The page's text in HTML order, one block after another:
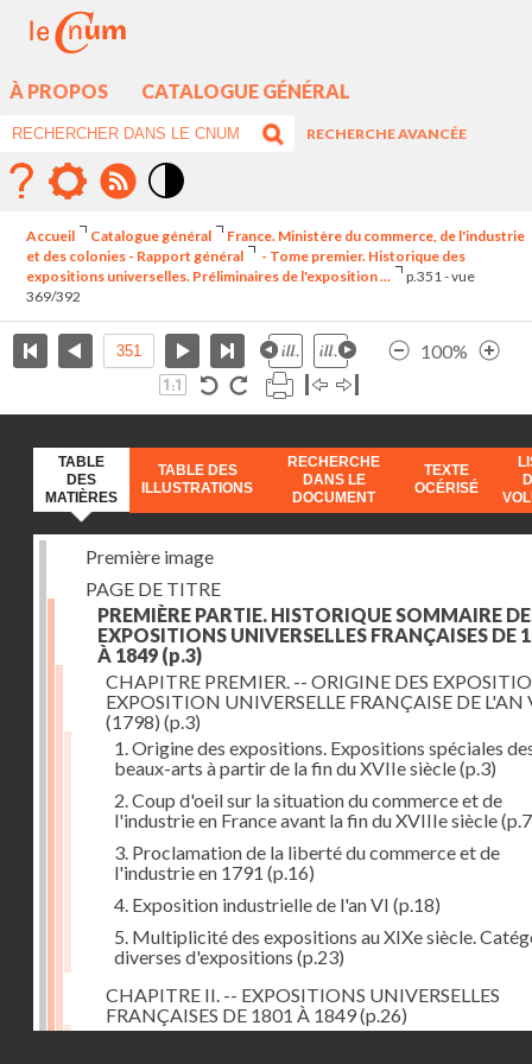
À PROPOS CATALOGUE GÉNÉRAL
RECHERCHE AVANCÉE
élévé
Accueil Catalogue général
France. Ministère du commerce, de l'industrie
et des colonies - Rapport général
- Tome premier. Historique des
expositions universelles. Préliminaires de l'exposition ...
p.351 - vue
369/392
100%
TABLE
DES
MATIÈRES
TABLE DES
ILLUSTRATIONS
RECHERCHE
DANS LE
DOCUMENT
TEXTE
OCÉRISÉ
Première image
PAGE DE TITRE
PREMIÈRE PARTIE. HISTORIQUE SOMMAIRE
EXPOSITIONS UNIVERSELLES FRANÇAISES DE
À 1849 (p.3)
CHAPITRE PREMIER. -- ORIGINE DES
EXPOSITION UNIVERSELLE FRANÇAISE DE L'AN
(1798) (p.3)
1. Origine des expositions. Expositions spéciales
beaux-arts à partir de la fin du XVIIe siècle(p.3)
2. Coup d'oeil sur la situation du commerce et de
l'industrie en France avant la fin du XVIIIe siècle
3. Proclamation de la liberté du commerce et de
l'industrie en 1791 (p.16)
4. Exposition industrielle de l'an VI (p.18)
5. Multiplicité des expositions au XIXe siècle.
diverses d'expositions (p.23)
CHAPITRE II. -- EXPOSITIONS UNIVERSELLES
FRANÇAISES DE 1801 À 1849(p.26)